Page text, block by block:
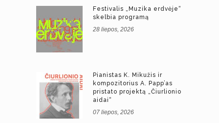
Festivalis „Muzika erdvėje“
skelbia programą
28 liepos, 2026
Pianistas K. Mikužis ir
kompozitorius A. Papp’as
pristato projektą „Čiurlionio
aidai“
07 liepos, 2026